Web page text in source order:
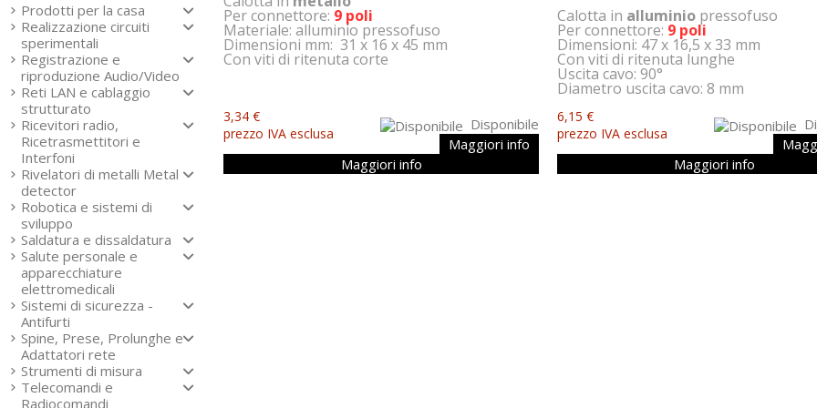
Per connettore: 9 poli
Materiale: alluminio pressofuso
Dimensioni mm: 31 x 16 x 45 mm
Con viti di ritenuta corte
3,34 €
prezzo IVA esclusa
Disponibile
Maggiori info
Maggiori info
Calotta in alluminio pressofuso
Per connettore: 9 poli
Dimensioni: 47 x 16,5 x 33 mm
Con viti di ritenuta lunghe
Uscita cavo: 90°
Diametro uscita cavo: 8 mm
6,15 €
prezzo IVA esclusa
Maggiori info
Prodotti per la casa
Realizzazione circuiti
sperimentali
Registrazione e
riproduzione Audio/Video
Reti LAN e cablaggio
strutturato
Ricevitori radio,
Ricetrasmettitori e
Interfoni
Rivelatori di metalli Metal
detector
Robotica e sistemi di
sviluppo
Saldatura e dissaldatura
Salute personale e
apparecchiature
elettromedicali
Sistemi di sicurezza -
Antifurti
Spine, Prese, Prolunghe e
Adattatori rete
Strumenti di misura
Telecomandi e
Radiocomandi